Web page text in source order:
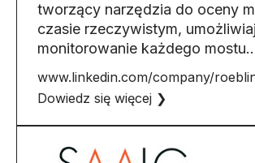
tworzący narzędzia do oceny
czasie rzeczywistym,
monitorowanie każdego
www.linkedin.com/company/
Dowiedz się więcej ❯